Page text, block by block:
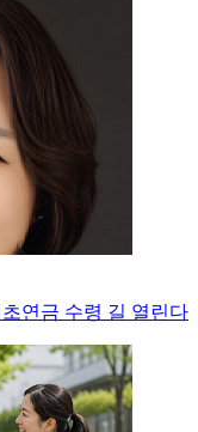
연금 수령 길 열린다